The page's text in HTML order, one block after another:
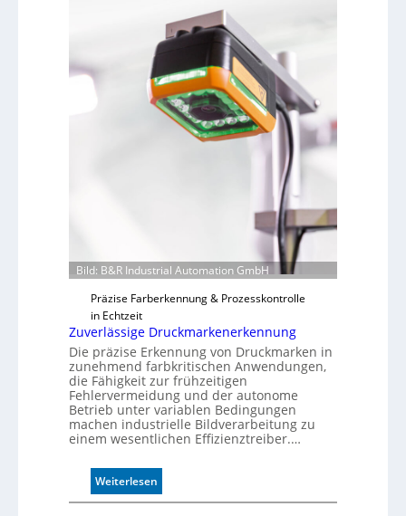
Bild: B&R Industrial Automation GmbH
Präzise Farberkennung & Prozesskontrolle
in Echtzeit
Zuverlässige Druckmarkenerkennung
Die präzise Erkennung von Druckmarken in
zunehmend farbkritischen Anwendungen,
die Fähigkeit zur frühzeitigen
Fehlervermeidung und der autonome
Betrieb unter variablen Bedingungen
machen industrielle Bildverarbeitung zu
einem wesentlichen Effizienztreiber.…
Weiterlesen:
Z